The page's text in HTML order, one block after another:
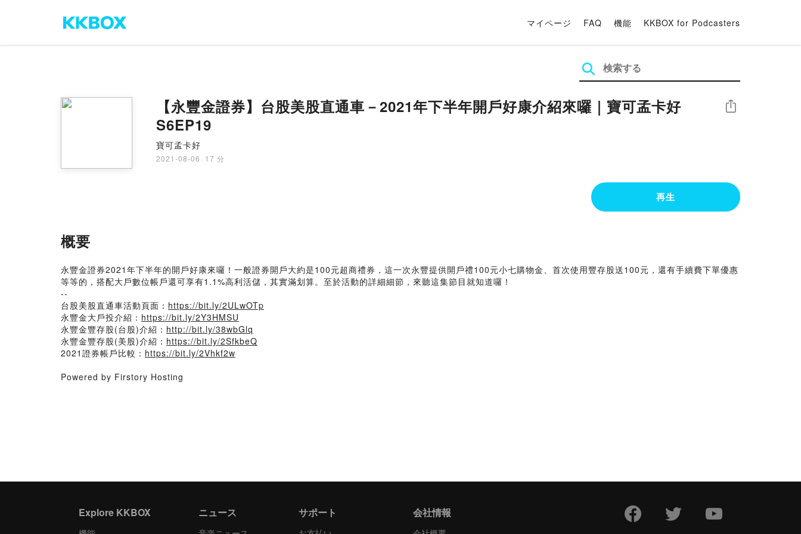
マイページ FAQ 機能 KKBOX for Podcasters
【永豐金證券】台股美股直通車－2021年下半年開戶好康介紹來囉｜寶可孟卡好
S6EP19
寶可孟卡好
2021-08-06 · 17 分
シェア
再生
概要
永豐金證券2021年下半年的開戶好康來囉！一般證券開戶大約是100元超商禮券，這一次永豐提供開戶禮100元小七購物金、首次使用豐存股送100元，還有手續費下單優惠
等等的，搭配大戶數位帳戶還可享有1.1%高利活儲，其實滿划算。至於活動的詳細細節，來聽這集節目就知道囉！
--
台股美股直通車活動頁面： https://bit.ly/2ULwOTp
永豐金大戶投介紹： https://bit.ly/2Y3HMSU
永豐金豐存股(台股)介紹： http://bit.ly/38wbGlq
永豐金豐存股(美股)介紹： https://bit.ly/2SfkbeQ
2021證券帳戶比較： https://bit.ly/2Vhkf2w
Powered by Firstory Hosting
Explore KKBOX ニュース サポート 会社情報